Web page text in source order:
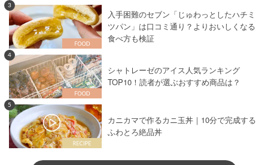
3
入手困難のセブン「じゅわっとしたハチミ
ツパン」は口コミ通り？よりおいしくなる
食べ方も検証
4
シャトレーゼのアイス人気ランキング
TOP10！読者が選ぶおすすめ商品は？
5
カニカマで作るカニ玉丼｜10分で完成する
ふわとろ絶品丼